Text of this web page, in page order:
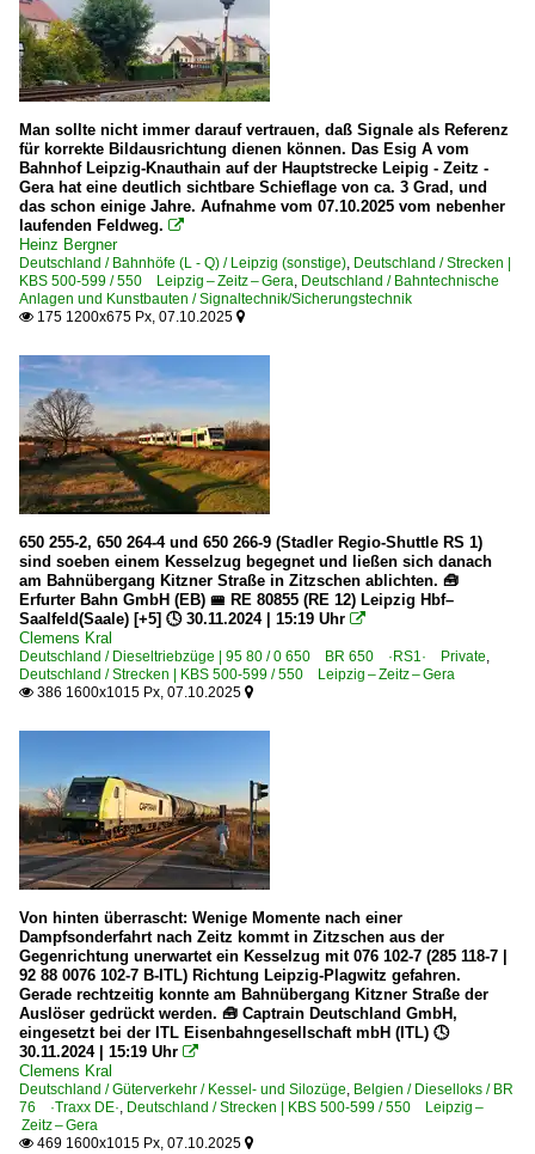
Güterverkehr
Kessel- und Silozüge
Staubgutzüge
Museen und Ausstellungen
Eisenbahnmuseum Leipzig ·EMBB·
Regionalzüge (Bundesländer)
Sachsen
Thüringen
S-Bahnen und Regionalstadtbahnen
S-Bahn Mitteldeutschland
Sonstiges
Stimmungsbilder
Strecken | KBS 500-599
551 Weißenfels – Teuchern – Zeitz ·Burgenlandbahn·
Unternehmen (A - K)
Captrain Deutschland GmbH ·CTD· ab 01.2010
Erfurter Bahn GmbH ·EB·EIB·
Erfurter Industriebahn GmbH, Erfurt ·EIB·
Heavy Haul Power International GmbH, Erfurt ·HHPI·
Mitteldeutsche Eisenbahn GmbH, Schkopau ·MEG·
RTB Cargo - Rurtalbahn Cargo GmbH, Düren ·RTBC·
Man sollte nicht immer darauf vertrauen, daß Signale als Referenz
für korrekte Bildausrichtung dienen können. Das Esig A vom
Bahnhof Leipzig-Knauthain auf der Hauptstrecke Leipig - Zeitz -
Gera hat eine deutlich sichtbare Schieflage von ca. 3 Grad, und
das schon einige Jahre. Aufnahme vom 07.10.2025 vom nebenher
laufenden Feldweg. 
Heinz Bergner
Deutschland / Bahnhöfe (L - Q) / Leipzig (sonstige), Deutschland / Strecken |
KBS 500-599 / 550 Leipzig – Zeitz – Gera, Deutschland / Bahntechnische
Anlagen und Kunstbauten / Signaltechnik/Sicherungstechnik
 175 1200x675 Px, 07.10.2025 
650 255-2, 650 264-4 und 650 266-9 (Stadler Regio-Shuttle RS 1)
sind soeben einem Kesselzug begegnet und ließen sich danach
am Bahnübergang Kitzner Straße in Zitzschen ablichten. 🧰
Erfurter Bahn GmbH (EB) 🚝 RE 80855 (RE 12) Leipzig Hbf–
Saalfeld(Saale) [+5] 🕓 30.11.2024 | 15:19 Uhr 
Clemens Kral
Deutschland / Dieseltriebzüge | 95 80 / 0 650 BR 650 ·RS1· Private,
Deutschland / Strecken | KBS 500-599 / 550 Leipzig – Zeitz – Gera
 386 1600x1015 Px, 07.10.2025 
Von hinten überrascht: Wenige Momente nach einer
Dampfsonderfahrt nach Zeitz kommt in Zitzschen aus der
Gegenrichtung unerwartet ein Kesselzug mit 076 102-7 (285 118-7 |
92 88 0076 102-7 B-ITL) Richtung Leipzig-Plagwitz gefahren.
Gerade rechtzeitig konnte am Bahnübergang Kitzner Straße der
Auslöser gedrückt werden. 🧰 Captrain Deutschland GmbH,
eingesetzt bei der ITL Eisenbahngesellschaft mbH (ITL) 🕓
30.11.2024 | 15:19 Uhr 
Clemens Kral
Deutschland / Güterverkehr / Kessel- und Silozüge, Belgien / Dieselloks / BR
76 ·Traxx DE·, Deutschland / Strecken | KBS 500-599 / 550 Leipzig –
Zeitz – Gera
 469 1600x1015 Px, 07.10.2025 